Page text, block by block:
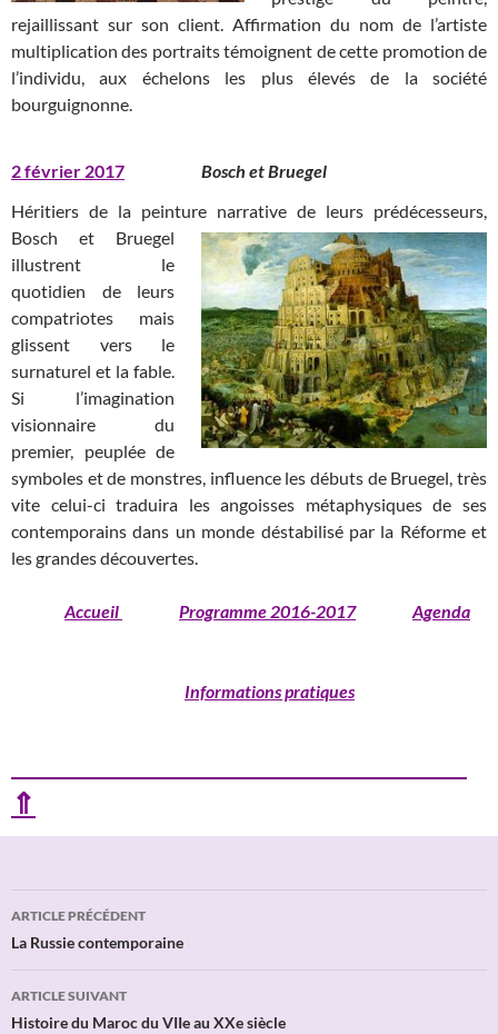
rejaillissant sur son client. Affirmation du nom de l’artiste
multiplication des portraits témoignent de cette promotion de
l’individu, aux échelons les plus élevés de la société
bourguignonne.
2 février 2017
Bosch et Bruegel
Héritiers de la peinture narrative de leurs prédécesseurs,
Bosch et Bruegel
illustrent le
quotidien de leurs
compatriotes mais
glissent vers le
surnaturel et la fable.
Si l’imagination
visionnaire du
premier, peuplée de
symboles et de monstres, influence les débuts de Bruegel, très
vite celui-ci traduira les angoisses métaphysiques de ses
contemporains dans un monde déstabilisé par la Réforme et
les grandes découvertes.
Accueil Programme 2016-2017 Agenda
Informations pratiques
⇑
Navigation
des
articles
ARTICLE PRÉCÉDENT
La Russie contemporaine
ARTICLE SUIVANT
Histoire du Maroc du VIIe au XXe siècle